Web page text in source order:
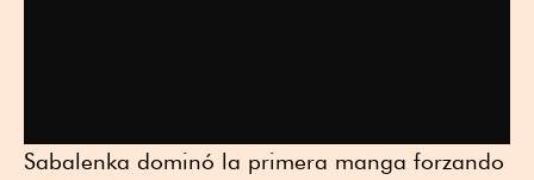
Sabalenka dominó la primera manga forzando